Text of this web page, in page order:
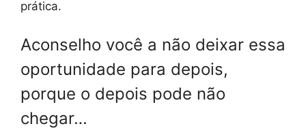
prática.
Aconselho você a não deixar essa
oportunidade para depois,
porque o depois pode não
chegar…